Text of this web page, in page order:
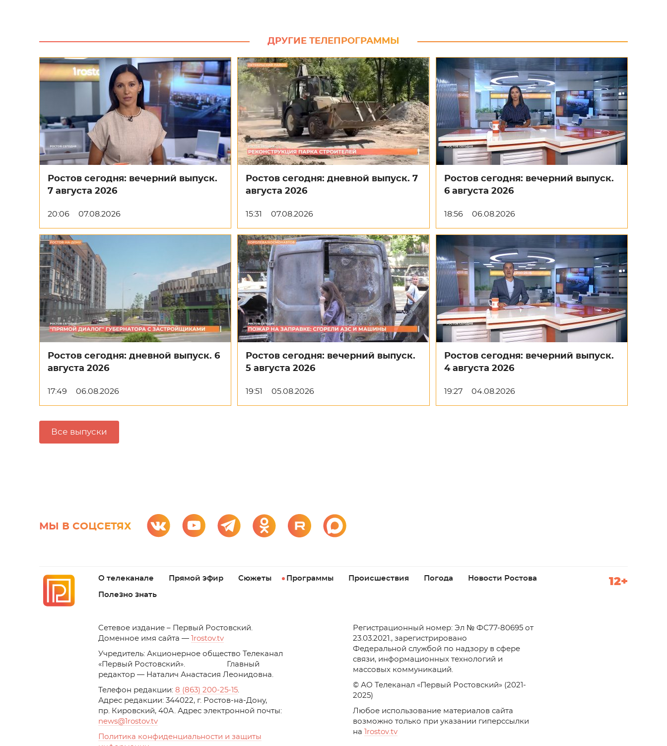
ДРУГИЕ ТЕЛЕПРОГРАММЫ
Ростов сегодня: вечерний выпуск.
7 августа 2026
20:06 07.08.2026
Ростов сегодня: дневной выпуск. 7
августа 2026
15:31 07.08.2026
Ростов сегодня: вечерний выпуск.
6 августа 2026
18:56 06.08.2026
Ростов сегодня: дневной выпуск. 6
августа 2026
17:49 06.08.2026
Ростов сегодня: вечерний выпуск.
5 августа 2026
19:51 05.08.2026
Ростов сегодня: вечерний выпуск.
4 августа 2026
19:27 04.08.2026
Все выпуски
МЫ В СОЦСЕТЯХ
О телеканале Прямой эфир Сюжеты Программы Происшествия Погода Новости Ростова
Полезно знать
12+
Cетевое издание – Первый Ростовский.
Доменное имя сайта —
1rostov.tv
Учредитель: Акционерное общество Телеканал
«Первый Ростовский». Главный
редактор — Наталич Анастасия Леонидовна.
Телефон редакции: 8 (863) 200-25-15.
Адрес редакции: 344022, г. Ростов-на-Дону,
пр. Кировский, 40А. Адрес электронной почты:
news@1rostov.tv
Политика конфиденциальности и защиты
Регистрационный номер: Эл № ФС77-80695 от
23.03.2021., зарегистрировано
Федеральной службой по надзору в сфере
связи, информационных технологий и
массовых коммуникаций.
© АО Телеканал «Первый Ростовский» (2021-
2025)
Любое использование материалов сайта
возможно только при указании гиперссылки
на
rostov.tv